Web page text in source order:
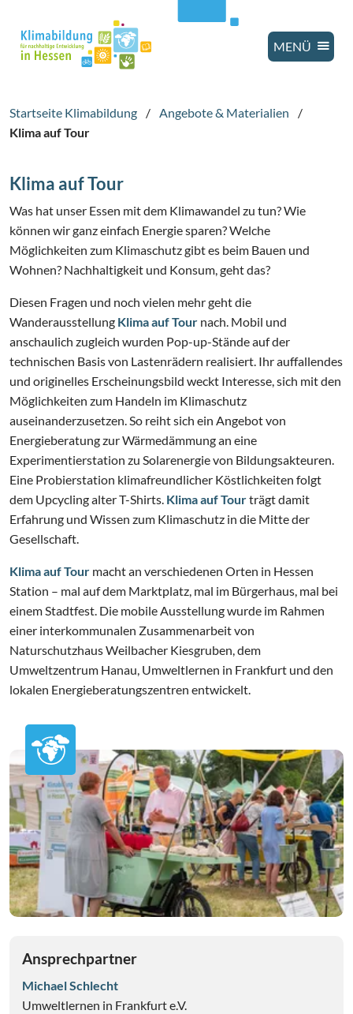
MENÜ
Startseite Klimabildung / Angebote & Materialien
/
Klima auf Tour
Klima auf Tour
Was hat unser Essen mit dem Klimawandel zu tun? Wie
können wir ganz einfach Energie sparen? Welche
Möglichkeiten zum Klimaschutz gibt es beim Bauen und
Wohnen? Nachhaltigkeit und Konsum, geht das?
Diesen Fragen und noch vielen mehr geht die
Wanderausstellung Klima auf Tour nach. Mobil und
anschaulich zugleich wurden Pop-up-Stände auf der
technischen Basis von Lastenrädern realisiert. Ihr auffallendes
und originelles Erscheinungsbild weckt Interesse, sich mit den
Möglichkeiten zum Handeln im Klimaschutz
auseinanderzusetzen. So reiht sich ein Angebot von
Energieberatung zur Wärmedämmung an eine
Experimentierstation zu Solarenergie von Bildungsakteuren.
Eine Probierstation klimafreundlicher Köstlichkeiten folgt
dem Upcycling alter T-Shirts. Klima auf Tourträgt damit
Erfahrung und Wissen zum Klimaschutz in die Mitte der
Gesellschaft.
Klima auf Tour macht an verschiedenen Orten in Hessen
Station – mal auf dem Marktplatz, mal im Bürgerhaus, mal bei
einem Stadtfest. Die mobile Ausstellung wurde im Rahmen
einer interkommunalen Zusammenarbeit von
Naturschutzhaus Weilbacher Kiesgruben, dem
Umweltzentrum Hanau, Umweltlernen in Frankfurt und den
lokalen Energieberatungszentren entwickelt.
Ansprechpartner
Michael Schlecht
Umweltlernen in Frankfurt e.V.